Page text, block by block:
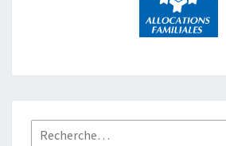
Rechercher :